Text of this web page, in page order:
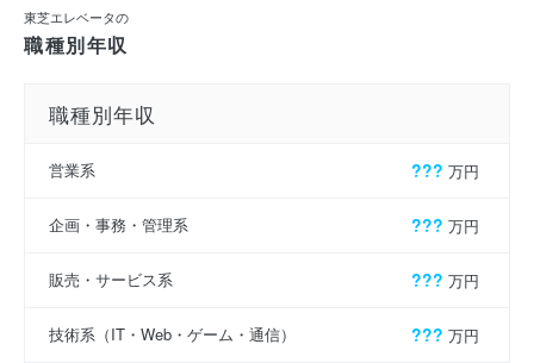
東芝エレベータの
職種別年収
職種別年収
営業系 ??? 万円
企画・事務・管理系 ??? 万円
販売・サービス系 ??? 万円
技術系（IT・Web・ゲーム・通信） ??? 万円